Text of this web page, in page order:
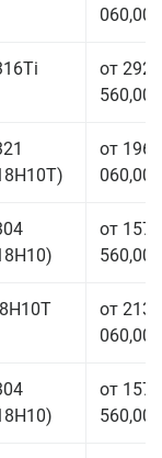
060,00
от 292
560,00
от 196
060,00
от 157
560,00
от 213
060,00
от 157
560,00